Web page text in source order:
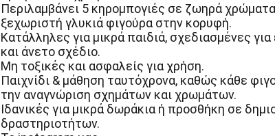
Περιλαμβάνει 5 κηρομπογιές σε ζωηρά
ξεχωριστή γλυκιά φιγούρα στην κορυφή.
Κατάλληλες για μικρά παιδιά, σχεδιασμένες
και άνετο σχέδιο.
Μη τοξικές και ασφαλείς για χρήση.
Παιχνίδι & μάθηση ταυτόχρονα, καθώς κάθε
την αναγνώριση σχημάτων και χρωμάτων.
Ιδανικές για μικρά δωράκια ή προσθήκη σε
δραστηριοτήτων.